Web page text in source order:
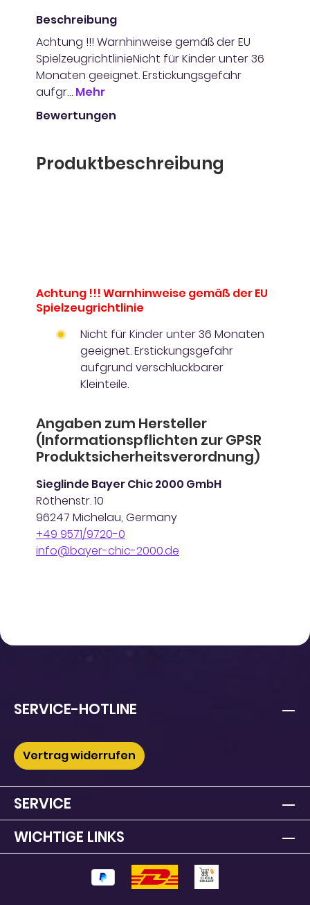
Beschreibung
Achtung !!! Warnhinweise gemäß der EU
SpielzeugrichtlinieNicht für Kinder unter 36
Monaten geeignet. Erstickungsgefahr
aufgr… Mehr
Bewertungen
Produktbeschreibung
Achtung !!! Warnhinweise gemäß der EU
Spielzeugrichtlinie
Nicht für Kinder unter 36 Monaten
geeignet. Erstickungsgefahr
aufgrund verschluckbarer
Kleinteile.
Angaben zum Hersteller
(Informationspflichten zur GPSR
Produktsicherheitsverordnung)
Sieglinde Bayer Chic 2000 GmbH
Röthenstr. 10
96247 Michelau, Germany
+49 9571/9720-0
info@bayer-chic-2000.de
SERVICE-HOTLINE
Vertrag widerrufen
SERVICE
WICHTIGE LINKS